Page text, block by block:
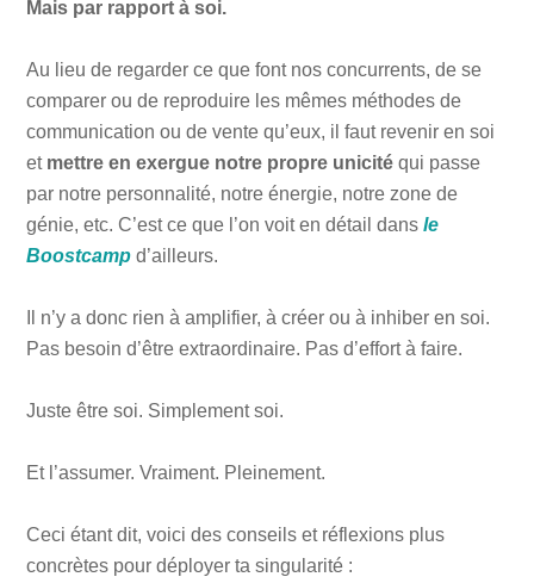
Mais par rapport à soi.
Au lieu de regarder ce que font nos concurrents, de se
comparer ou de reproduire les mêmes méthodes de
communication ou de vente qu’eux, il faut revenir en soi
et mettre en exergue notre propre unicité qui passe
par notre personnalité, notre énergie, notre zone de
génie, etc. C’est ce que l’on voit en détail dansle
Boostcamp d’ailleurs.
Il n’y a donc rien à amplifier, à créer ou à inhiber en soi.
Pas besoin d’être extraordinaire. Pas d’effort à faire.
Juste être soi. Simplement soi.
Et l’assumer. Vraiment. Pleinement.
Ceci étant dit, voici des conseils et réflexions plus
concrètes pour déployer ta singularité :